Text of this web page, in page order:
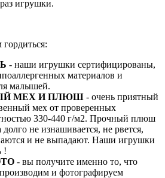
игрушки.
гордиться:
- наши игрушки сертифицированы,
материалов и
малышей.
МЕХ И ПЛЮШ - очень приятный
мех от проверенных
330-440 г/м2. Прочный плюш
долго не изнашивается, не рвется,
и не выпадают. Наши игрушки
!
- вы получите именно то, что
и фотографируем